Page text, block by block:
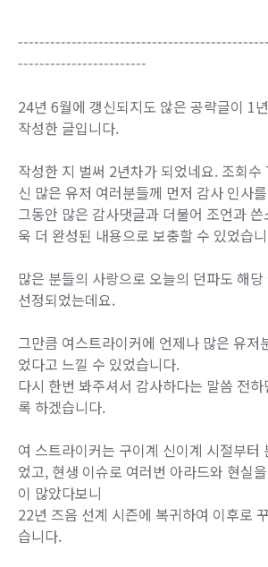
------------------------
24년 6월에 갱신되지도 않은 공략글이 1
작성한 글입니다.
작성한 지 벌써 2년차가 되었네요. 조회
신 많은 유저 여러분들께 먼저 감사 인사
그동안 많은 감사댓글과 더불어 조언과
욱 더 완성된 내용으로 보충할 수 있었습
많은 분들의 사랑으로 오늘의 던파도 해
선정되었는데요.
그만큼 여스트라이커에 언제나 많은 유저
었다고 느낄 수 있었습니다.
다시 한번 봐주셔서 감사하다는 말씀 전
록 하겠습니다.
여 스트라이커는 구이계 신이계 시절부터
었고, 현생 이슈로 여러번 아라드와 현실
이 많았다보니
22년 즈음 선계 시즌에 복귀하여 이후로
습니다.